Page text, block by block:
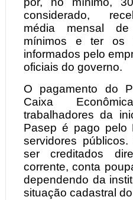
considerado,
média mensal
mínimos e ter os
informados pelo
oficiais do governo.
O pagamento do
Caixa
trabalhadores da
Pasep é pago pelo
servidores
ser creditados
corrente, conta
dependendo da
situação cadastral